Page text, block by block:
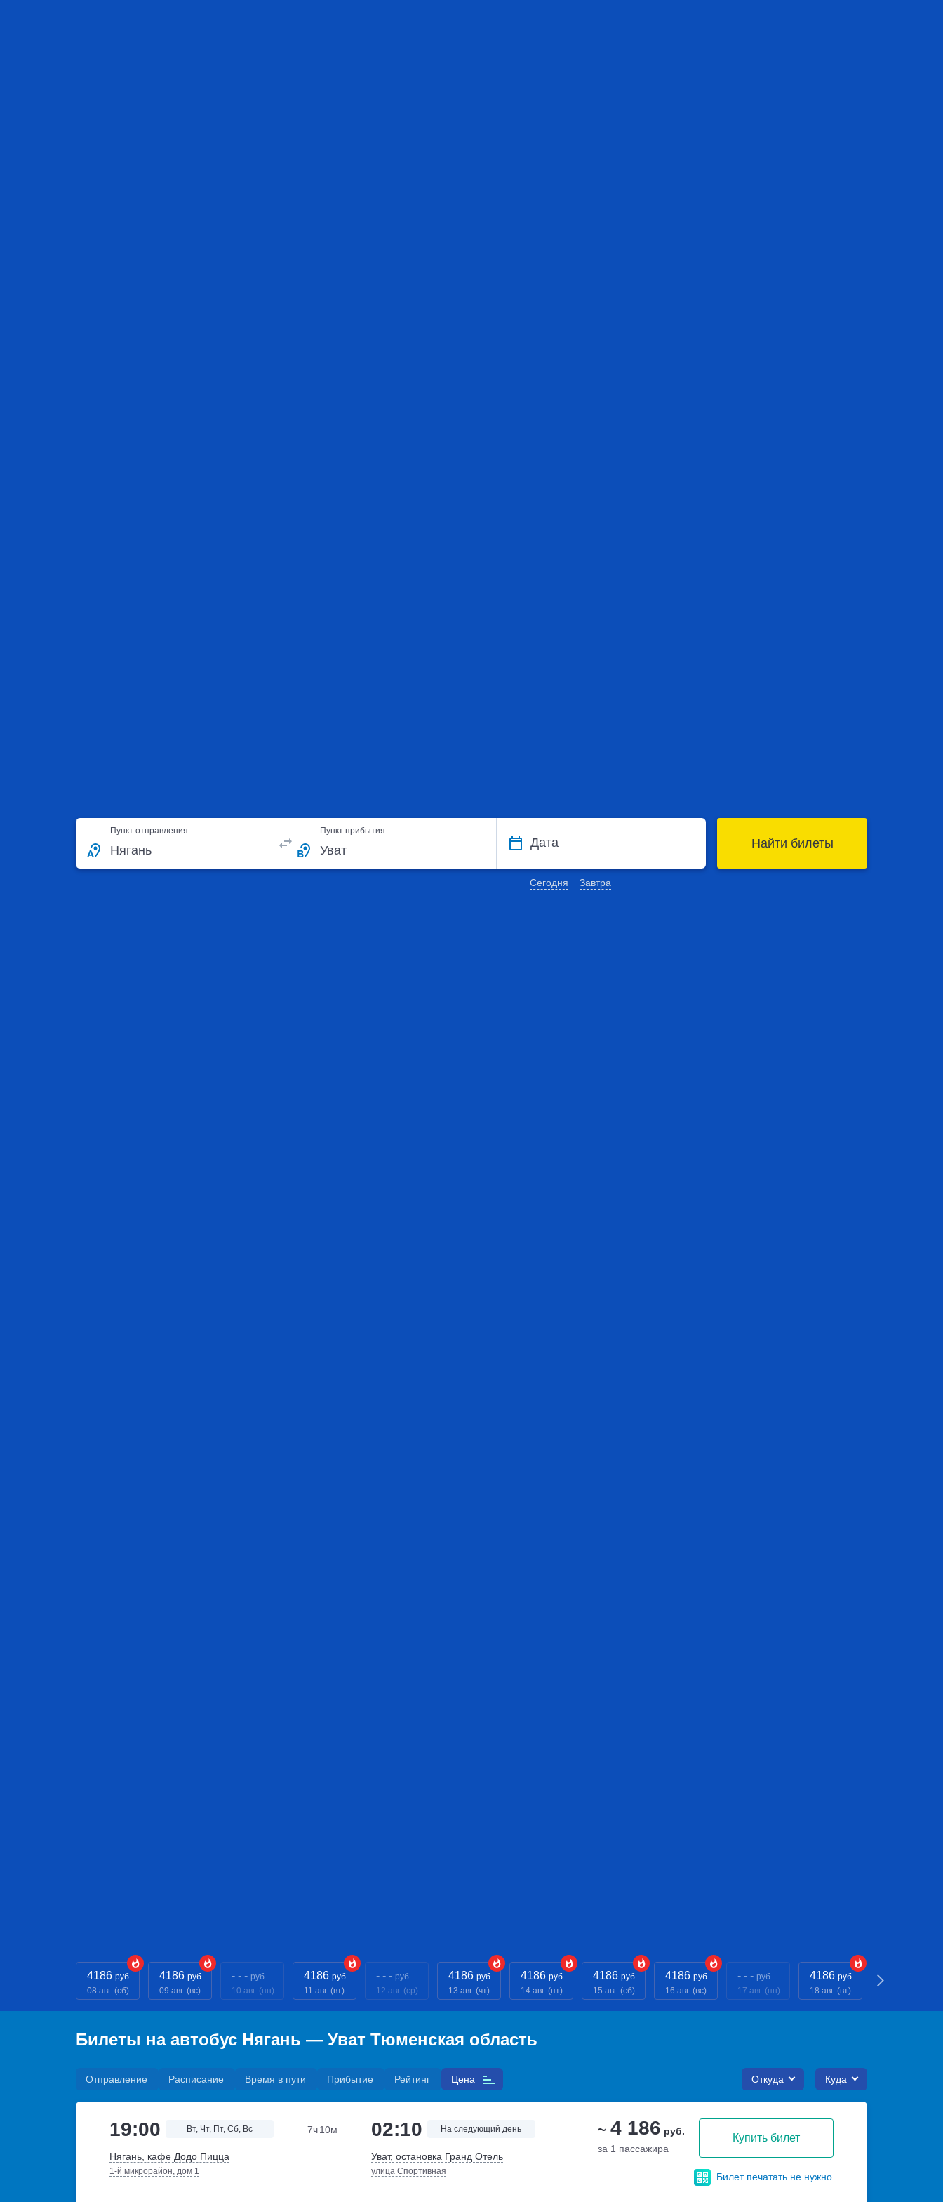
Пункт отправления Пункт прибытия
Дата
Сегодня Завтра
Найти билеты
4186 руб.
08 авг. (сб)
4186 руб.
09 авг. (вс)
- - - руб.
10 авг. (пн)
4186 руб.
11 авг. (вт)
- - - руб.
12 авг. (ср)
4186 руб.
13 авг. (чт)
4186 руб.
14 авг. (пт)
4186 руб.
15 авг. (сб)
4186 руб.
16 авг. (вс)
- - - руб.
17 авг. (пн)
4186 руб.
18 авг. (вт)
Билеты на автобус Нягань — Уват Тюменская область
Отправление Расписание Время в пути Прибытие Рейтинг Цена Откуда Куда
19:00 Вт, Чт, Пт, Сб, Вс 7ч10м 02:10 На следующий день ~ 4 186 руб.
за 1 пассажира
Купить билет
Билет печатать не нужно
Нягань, кафе Додо Пицца
1-й микрорайон, дом 1
Уват, остановка Гранд Отель
улица Спортивная